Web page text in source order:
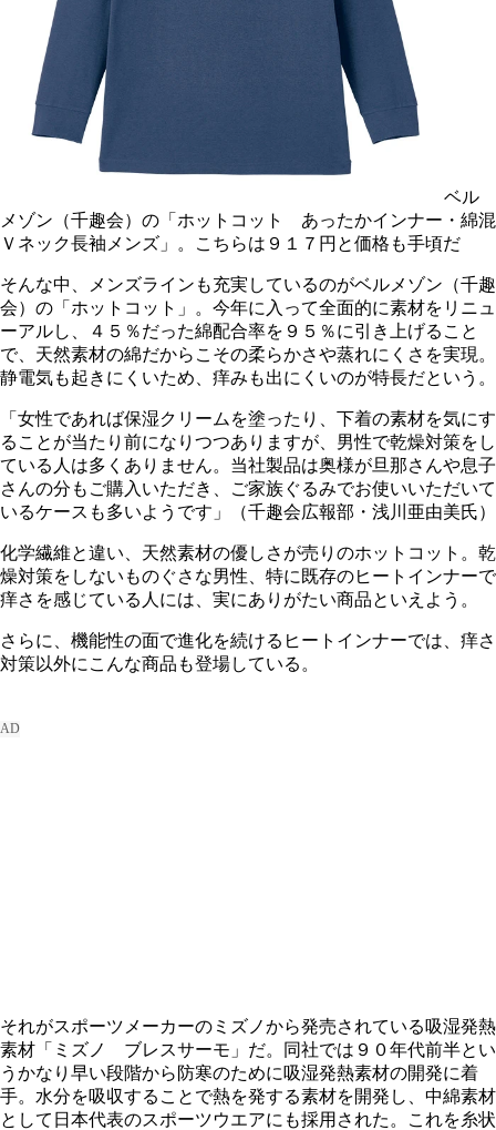
ベル
メゾン（千趣会）の「ホットコット あったかインナー・綿混
Ｖネック長袖メンズ」。こちらは９１７円と価格も手頃だ
そんな中、メンズラインも充実しているのがベルメゾン（千趣
会）の「ホットコット」。今年に入って全面的に素材をリニュ
ーアルし、４５％だった綿配合率を９５％に引き上げること
で、天然素材の綿だからこその柔らかさや蒸れにくさを実現。
静電気も起きにくいため、痒みも出にくいのが特長だという。
「女性であれば保湿クリームを塗ったり、下着の素材を気にす
ることが当たり前になりつつありますが、男性で乾燥対策をし
ている人は多くありません。当社製品は奥様が旦那さんや息子
さんの分もご購入いただき、ご家族ぐるみでお使いいただいて
いるケースも多いようです」（千趣会広報部・浅川亜由美氏）
化学繊維と違い、天然素材の優しさが売りのホットコット。乾
燥対策をしないものぐさな男性、特に既存のヒートインナーで
痒さを感じている人には、実にありがたい商品といえよう。
さらに、機能性の面で進化を続けるヒートインナーでは、痒さ
対策以外にこんな商品も登場している。
それがスポーツメーカーのミズノから発売されている吸湿発熱
素材「ミズノ ブレスサーモ」だ。同社では９０年代前半とい
うかなり早い段階から防寒のために吸湿発熱素材の開発に着
手。水分を吸収することで熱を発する素材を開発し、中綿素材
として日本代表のスポーツウエアにも採用された。これを糸状